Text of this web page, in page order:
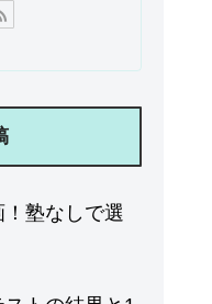
！塾なしで選